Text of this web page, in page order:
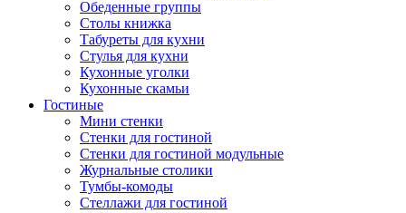
Обеденные группы
Столы книжка
Табуреты для кухни
Стулья для кухни
Кухонные уголки
Кухонные скамьи
Гостиные
Мини стенки
Стенки для гостиной
Стенки для гостиной модульные
Журнальные столики
Тумбы-комоды
Стеллажи для гостиной